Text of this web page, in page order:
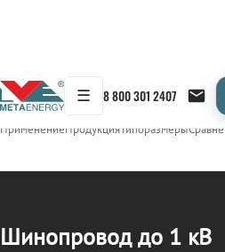
☰ 8 800 301 2407
← Продукция/ШИНОПРОВОД
ПрименениеПродукцияТипоразмеры
Шинопровод до 1 кВ